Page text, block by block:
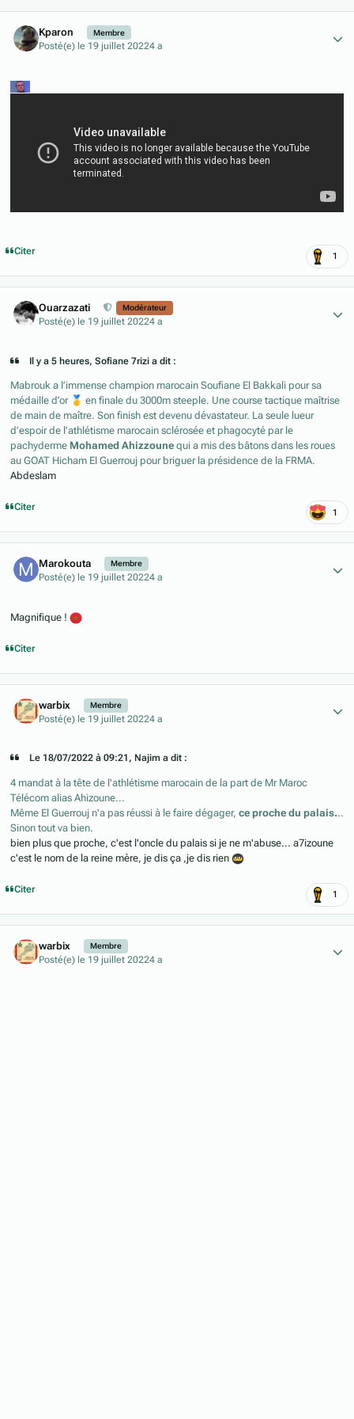
Kparon Membre
Posté(e) le 19 juillet 20224 a
Citer 1
Ouarzazati Modérateur
Posté(e) le 19 juillet 20224 a
Il y a 5 heures, Sofiane 7rizi a dit :
Mabrouk a l’immense champion marocain Soufiane El Bakkali pour sa
médaille d’or 🥇 en finale du 3000m steeple. Une course tactique maîtrise
de main de maître. Son finish est devenu dévastateur. La seule lueur
d’espoir de l’athlétisme marocain sclérosée et phagocyté par le
pachyderme Mohamed Ahizzoune qui a mis des bâtons dans les roues
au GOAT Hicham El Guerrouj pour briguer la présidence de la FRMA.
Abdeslam
Citer 1
Marokouta Membre
Posté(e) le 19 juillet 20224 a
Magnifique !
Citer
warbix Membre
Posté(e) le 19 juillet 20224 a
Le 18/07/2022 à 09:21, Najim a dit :
4 mandat à la tête de l'athlétisme marocain de la part de Mr Maroc
Télécom alias Ahizoune...
Même El Guerrouj n'a pas réussi à le faire dégager, ce proche du palais...
Sinon tout va bien.
bien plus que proche, c'est l'oncle du palais si je ne m'abuse... a7izoune
c'est le nom de la reine mère, je dis ça ,je dis rien
Citer 1
warbix Membre
Posté(e) le 19 juillet 20224 a